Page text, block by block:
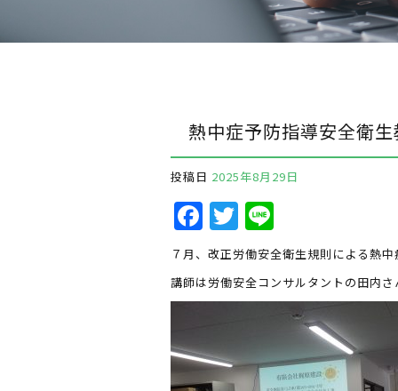
熱中症予防指導安全衛
投稿日 2025年8月29日
F
a
c
e
o
T
w
it
te
n
e
７月、改正労働安全衛生規則による熱
講師は労働安全コンサルタントの田内